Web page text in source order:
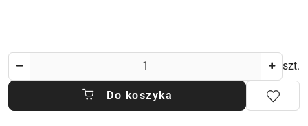
szt.
Do koszyka